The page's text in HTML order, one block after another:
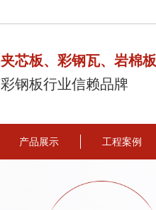
夹芯板、彩钢瓦、岩棉板
钢板行业信赖品牌
产品展示 工程案例